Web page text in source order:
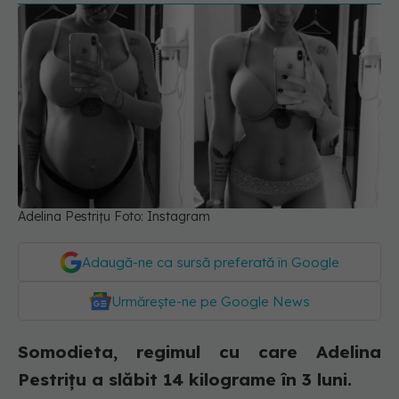
Adelina Pestrițu Foto: Instagram
Adaugă-ne ca sursă preferată în Google
Urmărește-ne pe Google News
Somodieta, regimul cu care Adelina
Pestrițu a slăbit 14 kilograme în 3 luni.